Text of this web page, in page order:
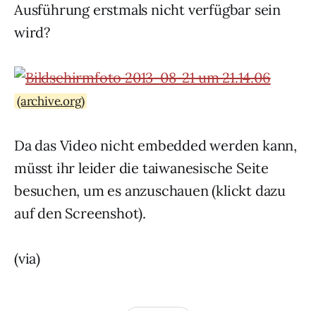
Ausführung erstmals nicht verfügbar sein
wird?
(archive.org)
Da das Video nicht embedded werden kann,
müsst ihr leider die taiwanesische Seite
besuchen, um es anzuschauen (klickt dazu
auf den Screenshot).
(via)